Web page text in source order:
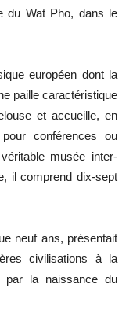
du Wat Pho, dans le
européen dont la
paille caractéristique
et accueille, en
conférences ou
musée inter-
il comprend dix-sept
neuf ans, présentait
civilisations à la
par la naissance du